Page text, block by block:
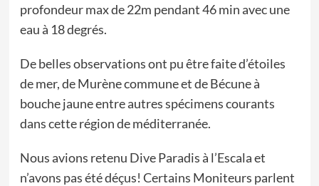
profondeur max de 22m pendant 46 min avec une
eau à 18 degrés.
De belles observations ont pu être faite d’étoiles
de mer, de Murène commune et de Bécune à
bouche jaune entre autres spécimens courants
dans cette région de méditerranée.
Nous avions retenu Dive Paradis à l’Escala et
n’avons pas été déçus! Certains Moniteurs parlent